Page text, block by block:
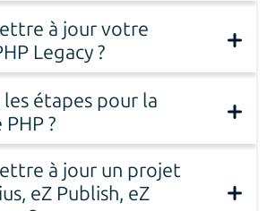
à jour votre
Legacy ?
étapes pour la
?
à jour un projet
eZ Publish, eZ